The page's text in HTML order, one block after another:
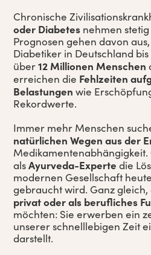
Chronische
oder Diabetes nehmen
Prognosen gehen davon
Diabetiker in Deutschland
über12 Millionen Menschen
erreichen die Fehlzeiten
Belastungen wie
Rekordwerte.
Immer mehr Menschen
natürlichen Wegen aus der
alsAyurveda-Expertedie
modernen Gesellschaft
gebraucht wird. Ganz gleich,
privat oder als berufliches
möchten: Sie erwerben ein
unserer schnelllebigen Zeit
darstellt.